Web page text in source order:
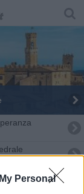
Personal